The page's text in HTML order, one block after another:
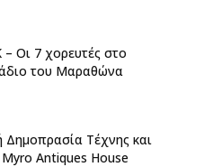
– Οι 7 χορευτές στο
του Μαραθώνα
Δημοπρασία Τέχνης και
Antiques House